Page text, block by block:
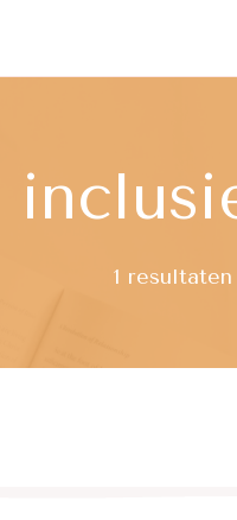
1 resultaten